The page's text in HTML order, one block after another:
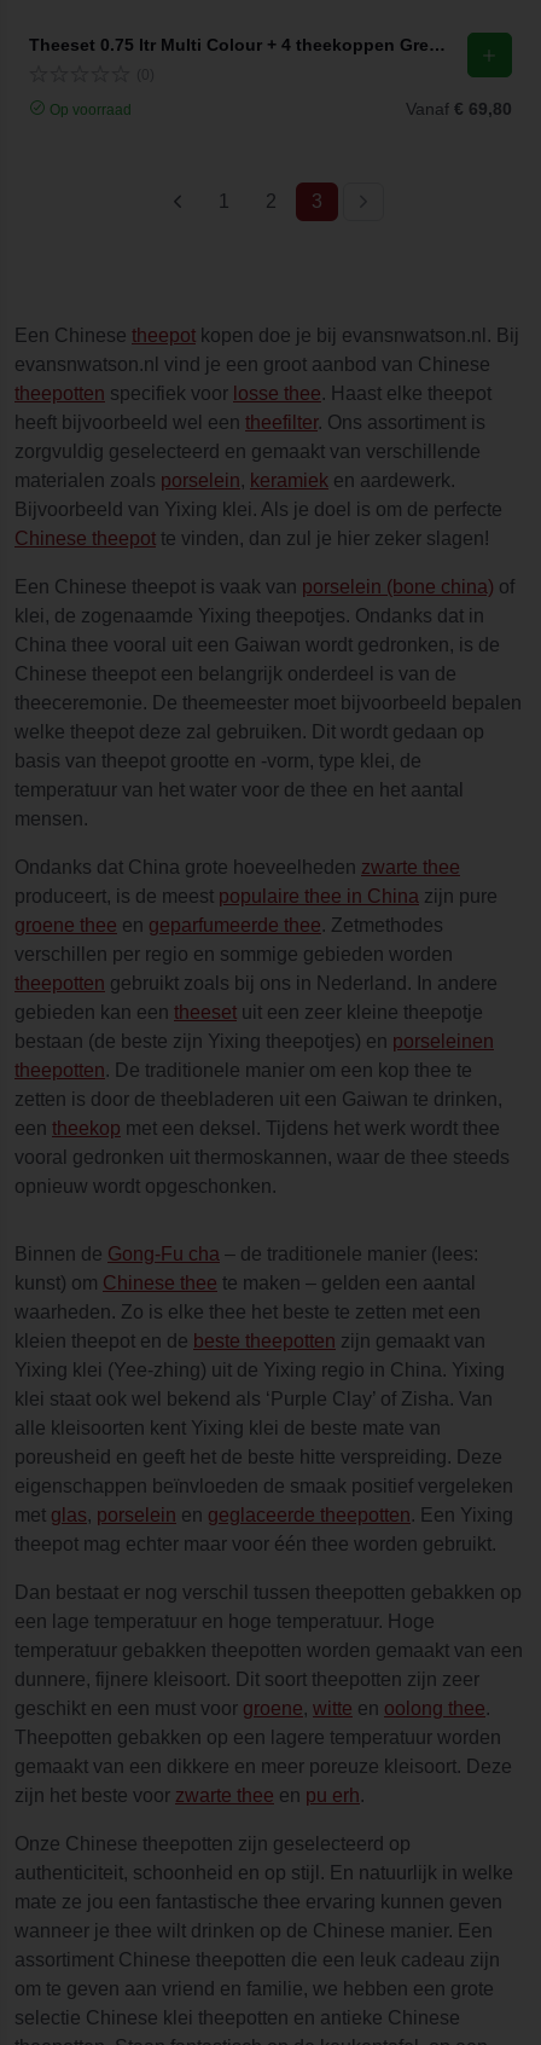
Theeset 0.75 ltr Multi Colour + 4 theekoppen Green Flower (set van 5)
Op voorraad Vanaf € 69,80
1 2 3
Een Chinese theepot kopen doe je bij evansnwatson.nl. Bij
evansnwatson.nl vind je een groot aanbod van Chinese
theepotten specifiek voor losse thee. Haast elke theepot
heeft bijvoorbeeld wel een theefilter. Ons assortiment is
zorgvuldig geselecteerd en gemaakt van verschillende
materialen zoals porselein, keramiek en aardewerk.
Bijvoorbeeld van Yixing klei. Als je doel is om de perfecte
Chinese theepot te vinden, dan zul je hier zeker slagen!
Een Chinese theepot is vaak van porselein (bone china) of
klei, de zogenaamde Yixing theepotjes. Ondanks dat in
China thee vooral uit een Gaiwan wordt gedronken, is de
Chinese theepot een belangrijk onderdeel is van de
theeceremonie. De theemeester moet bijvoorbeeld bepalen
welke theepot deze zal gebruiken. Dit wordt gedaan op
basis van theepot grootte en -vorm, type klei, de
temperatuur van het water voor de thee en het aantal
mensen.
Ondanks dat China grote hoeveelheden zwarte thee
produceert, is de meest populaire thee in China zijn pure
groene thee en geparfumeerde thee. Zetmethodes
verschillen per regio en sommige gebieden worden
theepotten gebruikt zoals bij ons in Nederland. In andere
gebieden kan een theeset uit een zeer kleine theepotje
bestaan (de beste zijn Yixing theepotjes) en porseleinen
theepotten. De traditionele manier om een kop thee te
zetten is door de theebladeren uit een Gaiwan te drinken,
een theekop met een deksel. Tijdens het werk wordt thee
vooral gedronken uit thermoskannen, waar de thee steeds
opnieuw wordt opgeschonken.
Binnen de Gong-Fu cha – de traditionele manier (lees:
kunst) om Chinese thee te maken – gelden een aantal
waarheden. Zo is elke thee het beste te zetten met een
kleien theepot en de beste theepotten zijn gemaakt van
Yixing klei (Yee-zhing) uit de Yixing regio in China. Yixing
klei staat ook wel bekend als ‘Purple Clay’ of Zisha. Van
alle kleisoorten kent Yixing klei de beste mate van
poreusheid en geeft het de beste hitte verspreiding. Deze
eigenschappen beïnvloeden de smaak positief vergeleken
met glas, porselein en geglaceerde theepotten. Een Yixing
theepot mag echter maar voor één thee worden gebruikt.
Dan bestaat er nog verschil tussen theepotten gebakken op
een lage temperatuur en hoge temperatuur. Hoge
temperatuur gebakken theepotten worden gemaakt van een
dunnere, fijnere kleisoort. Dit soort theepotten zijn zeer
geschikt en een must voor groene, witte en oolong thee.
Theepotten gebakken op een lagere temperatuur worden
gemaakt van een dikkere en meer poreuze kleisoort. Deze
zijn het beste voor zwarte thee en pu erh.
Onze Chinese theepotten zijn geselecteerd op
authenticiteit, schoonheid en op stijl. En natuurlijk in welke
mate ze jou een fantastische thee ervaring kunnen geven
wanneer je thee wilt drinken op de Chinese manier. Een
assortiment Chinese theepotten die een leuk cadeau zijn
om te geven aan vriend en familie, we hebben een grote
selectie Chinese klei theepotten en antieke Chinese